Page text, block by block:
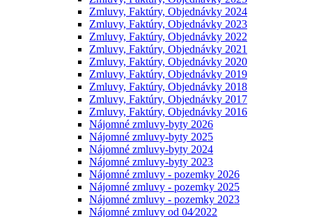
Zmluvy, Faktúry, Objednávky 2024
Zmluvy, Faktúry, Objednávky 2023
Zmluvy, Faktúry, Objednávky 2022
Zmluvy, Faktúry, Objednávky 2021
Zmluvy, Faktúry, Objednávky 2020
Zmluvy, Faktúry, Objednávky 2019
Zmluvy, Faktúry, Objednávky 2018
Zmluvy, Faktúry, Objednávky 2017
Zmluvy, Faktúry, Objednávky 2016
Nájomné zmluvy-byty 2026
Nájomné zmluvy-byty 2025
Nájomné zmluvy-byty 2024
Nájomné zmluvy-byty 2023
Nájomné zmluvy - pozemky 2026
Nájomné zmluvy - pozemky 2025
Nájomné zmluvy - pozemky 2023
Nájomné zmluvy od 04⁄2022